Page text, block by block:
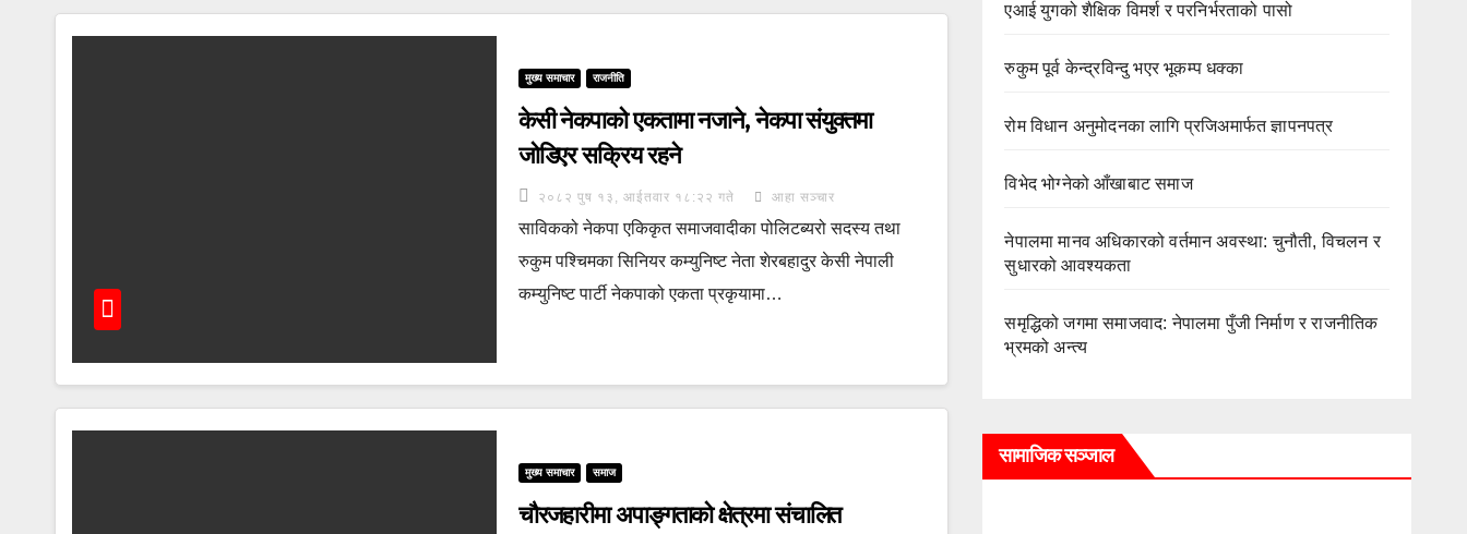
मुख्य समाचार राजनीति
केसी नेकपाको एकतामा नजाने, नेकपा संयुक्तमा
जोडिएर सक्रिय रहने
२०८२ पुष १३, आईतवार १८:२२ गते आहा सञ्चार
साविकको नेकपा एकिकृत समाजवादीका पोलिटब्यरो सदस्य तथा
रुकुम पश्चिमका सिनियर कम्युनिष्ट नेता शेरबहादुर केसी नेपाली
कम्युनिष्ट पार्टी नेकपाको एकता प्रकृयामा…
मुख्य समाचार समाज
चौरजहारीमा अपाङ्गताको क्षेत्रमा संचालित
एआई युगको शैक्षिक विमर्श र परनिर्भरताको पासो
रुकुम पूर्व केन्द्रविन्दु भएर भूकम्प धक्का
रोम विधान अनुमोदनका लागि प्रजिअमार्फत ज्ञापनपत्र
विभेद भोग्नेको आँखाबाट समाज
नेपालमा मानव अधिकारको वर्तमान अवस्था: चुनौती, विचलन र
सुधारको आवश्यकता
समृद्धिको जगमा समाजवाद: नेपालमा पुँजी निर्माण र राजनीतिक
भ्रमको अन्त्य
सामाजिक सञ्जाल